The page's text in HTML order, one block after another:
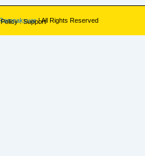
| All Rights Reserved
.Support